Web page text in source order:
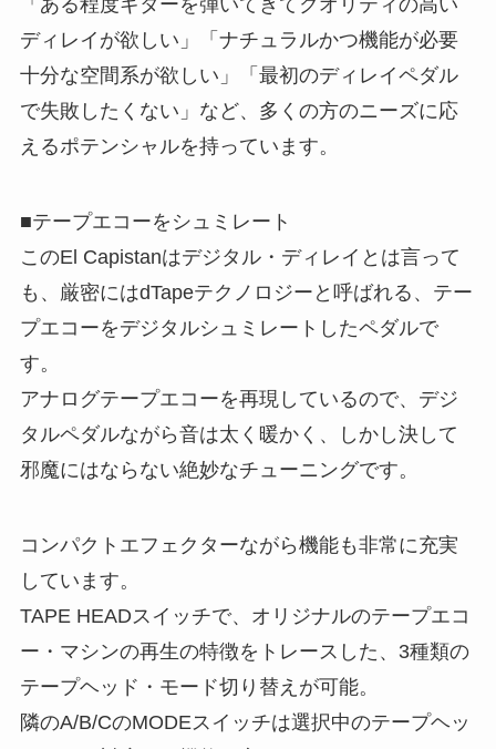
ディレイが欲しい」「ナチュラルかつ機能が必要
十分な空間系が欲しい」「最初のディレイペダル
で失敗したくない」など、多くの方のニーズに応
えるポテンシャルを持っています。
■テープエコーをシュミレート
このEl Capistanはデジタル・ディレイとは言って
も、厳密にはdTapeテクノロジーと呼ばれる、テー
プエコーをデジタルシュミレートしたペダルで
す。
アナログテープエコーを再現しているので、デジ
タルペダルながら音は太く暖かく、しかし決して
邪魔にはならない絶妙なチューニングです。
コンパクトエフェクターながら機能も非常に充実
しています。
TAPE HEADスイッチで、オリジナルのテープエコ
ー・マシンの再生の特徴をトレースした、3種類の
テープヘッド・モード切り替えが可能。
隣のA/B/CのMODEスイッチは選択中のテープヘッ